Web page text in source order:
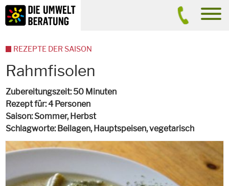
Inhalt
Suche
Rahmfisolen
Zubereitungszeit 50 Minuten
Rezept für 4 Personen
Saison Sommer, Herbst
Schlagworte Beilagen, Hauptspeisen,vegetarisch
REZEPTE DER SAISON